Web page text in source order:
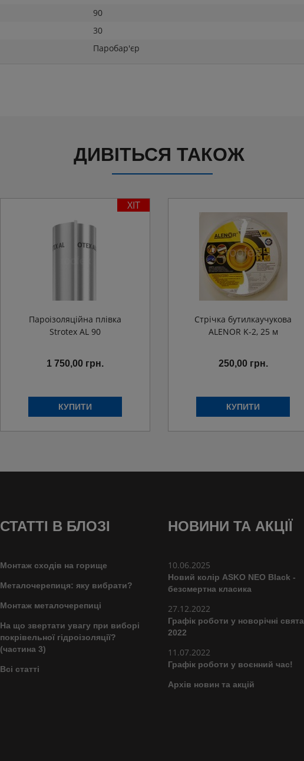
90
30
Паробар'єр
ДИВІТЬСЯ ТАКОЖ
ХІТ
Пароізоляційна плівка
Strotex AL 90
1 750,00 грн.
Стрічка бутилкаучукова
ALENOR K-2, 25 м
250,00 грн.
СТАТТІ В БЛОЗІ
Монтаж сходів на горище
Металочерепиця: яку вибрати?
Монтаж металочерепиці
На що звертати увагу при виборі
покрівельної гідроізоляції?
(частина 3)
Всі статті
НОВИНИ ТА АКЦІЇ
10.06.2025
Новий колір ASKO NEO Black -
безсмертна класика
27.12.2022
Графік роботи у новорічні свята
2022
11.07.2022
Графік роботи у воєнний час!
Архів новин та акцій